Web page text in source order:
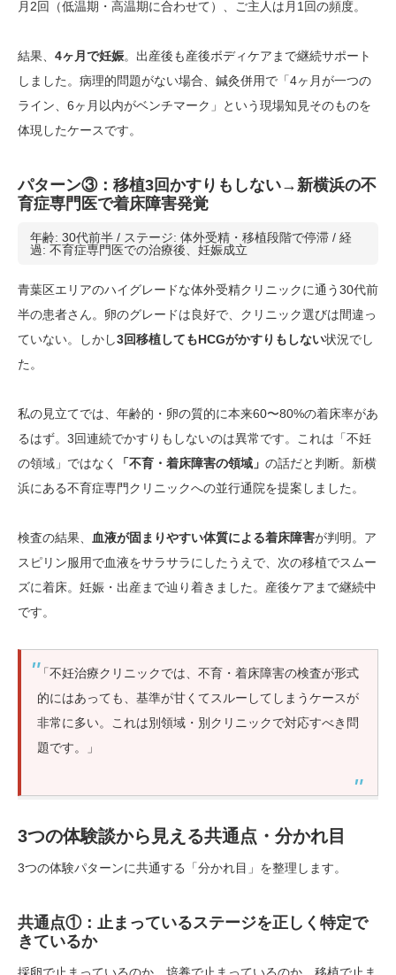
月2回（低温期・高温期に合わせて）、ご主人は月1回の頻度。
結果、 4ヶ月で妊娠。出産後も産後ボディケアまで継続サポート
しました。病理的問題がない場合、鍼灸併用で「4ヶ月が一つの
ライン、6ヶ月以内がベンチマーク」という現場知見そのものを
体現したケースです。
パターン③：移植3回かすりもしない→新横浜の不
育症専門医で着床障害発覚
年齢: 30代前半 / ステージ: 体外受精・移植段階で停滞 / 経
過: 不育症専門医での治療後、妊娠成立
青葉区エリアのハイグレードな体外受精クリニックに通う30代前
半の患者さん。卵のグレードは良好で、クリニック選びは間違っ
ていない。しかし3回移植してもHCGがかすりもしない状況でし
た。
私の見立てでは、年齢的・卵の質的に本来60〜80%の着床率があ
るはず。3回連続でかすりもしないのは異常です。これは「不妊
の領域」ではなく
「不育・着床障害の領域」 の話だと判断。新横
浜にある不育症専門クリニックへの並行通院を提案しました。
検査の結果、 血液が固まりやすい体質による着床障害が判明。ア
スピリン服用で血液をサラサラにしたうえで、次の移植でスムー
ズに着床。妊娠・出産まで辿り着きました。産後ケアまで継続中
です。
「不妊治療クリニックでは、不育・着床障害の検査が形式
的にはあっても、基準が甘くてスルーしてしまうケースが
非常に多い。これは別領域・別クリニックで対応すべき問
題です。」
3つの体験談から見える共通点・分かれ目
3つの体験パターンに共通する「分かれ目」を整理します。
共通点①：止まっているステージを正しく特定で
きているか